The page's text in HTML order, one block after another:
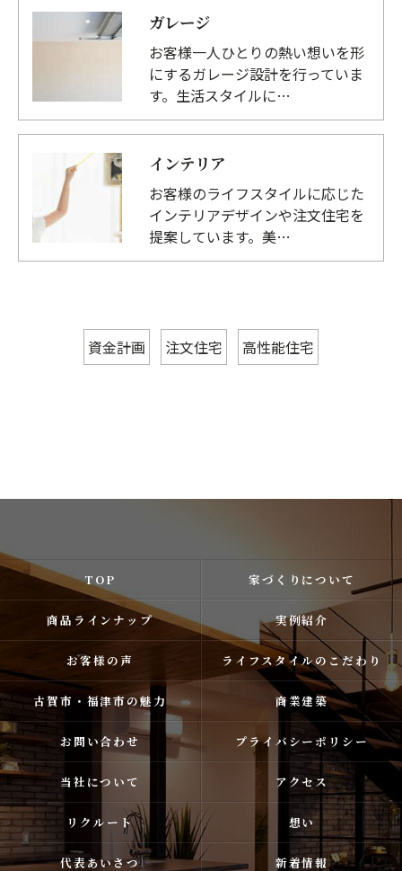
ガレージ
お客様一人ひとりの熱い想いを形
にするガレージ設計を行っていま
す。生活スタイルに…
インテリア
お客様のライフスタイルに応じた
インテリアデザインや注文住宅を
提案しています。美…
資金計画 注文住宅 高性能住宅
TOP 家づくりについて
商品ラインナップ 実例紹介
お客様の声 ライフスタイルのこだわり
古賀市・福津市の魅力 商業建築
お問い合わせ プライバシーポリシー
当社について アクセス
リクルート 想い
代表あいさつ 新着情報